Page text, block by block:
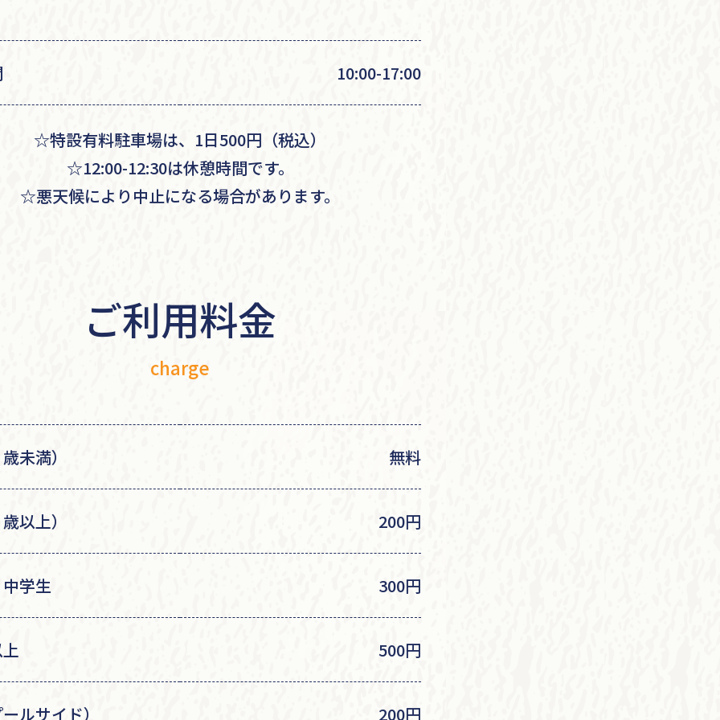
10:00-17:00
☆特設有料駐車場は、1日500円（税込）
☆12:00-12:30は休憩時間です。
☆悪天候により中止になる場合があります。
ご利用料金
charge
未満） 無料
以上） 200円
学生 300円
500円
ルサイド） 200円